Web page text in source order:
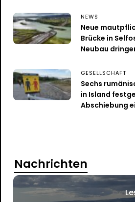
NEWS
Neue
Brücke in
Neubau
GESELLSCHAFT
Sechs
in Island
Abschiebung
Nachrichten